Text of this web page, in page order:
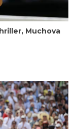
Muchova